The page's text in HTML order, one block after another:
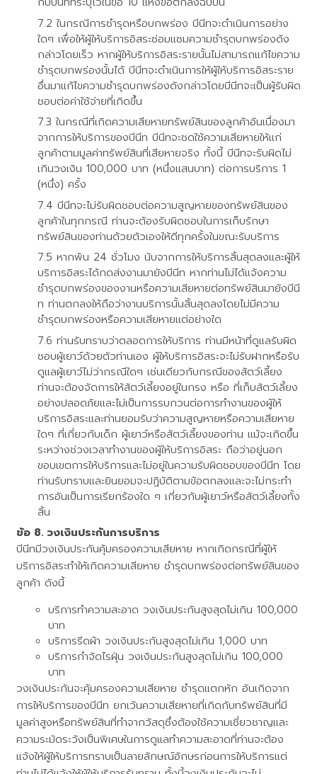
ในกรณีการชำรุดหรือบกพร่อง บีนีทจะดำเนินการอย่าง
ใดๆ เพื่อให้ผู้ให้บริการอิสระซ่อมแซมความชำรุดบกพร่องดัง
กล่าวโดยเร็ว หากผู้ให้บริการอิสระรายนั้นไม่สามารถแก้ไขความ
ชำรุดบกพร่องนั้นได้ บีนีทจะดำเนินการให้ผู้ให้บริการอิสระราย
อื่นมาแก้ไขความชำรุดบกพร่องดังกล่าวโดยบีนีทจะเป็นผู้รับผิด
ชอบต่อค่าใช้จ่ายที่เกิดขึ้น
ในกรณีที่เกิดความเสียหายทรัพย์สินของลูกค้าอันเนื่องมา
จากการให้บริการของบีนีท บีนีทจะชดใช้ความเสียหายให้แก่
ลูกค้าตามมูลค่าทรัพย์สินที่เสียหายจริง ทั้งนี้ บีนีทจะรับผิดไม่
เกินวงเงิน 100,000 บาท (หนึ่งแสนบาท) ต่อการบริการ 1
(หนึ่ง) ครั้ง
บีนีทจะไม่รับผิดชอบต่อความสูญหายของทรัพย์สินของ
ลูกค้าในทุกกรณี ท่านจะต้องรับผิดชอบในการเก็บรักษา
ทรัพย์สินของท่านด้วยตัวเองให้ดีทุกครั้งในขณะรับบริการ
หากพ้น 24 ชั่วโมง นับจากการให้บริการสิ้นสุดลงและผู้ให้
บริการอิสระได้กดส่งงานมายังบีนีท หากท่านไม่ได้แจ้งความ
ชำรุดบกพร่องของงานหรือความเสียหายต่อทรัพย์สินมายังบีนี
ท ท่านตกลงให้ถือว่างานบริการนั้นสิ้นสุดลงโดยไม่มีความ
ชำรุดบกพร่องหรือความเสียหายแต่อย่างใด
ท่านรับทราบว่าตลอดการให้บริการ ท่านมีหน้าที่ดูแลรับผิด
ชอบผู้เยาว์ด้วยตัวท่านเอง ผู้ให้บริการอิสระจะไม่รับฝากหรือรับ
ดูแลผู้เยาว์ไม่ว่ากรณีใดๆ เช่นเดียวกับกรณีของสัตว์เลี้ยง
ท่านจะต้องจัดการให้สัตว์เลี้ยงอยู่ในกรง หรือ ที่เก็บสัตว์เลี้ยง
อย่างปลอดภัยและไม่เป็นการรบกวนต่อการทำงานของผู้ให้
บริการอิสระและท่านยอมรับว่าความสูญหายหรือความเสียหาย
ใดๆ ที่เกี่ยวกับเด็ก ผู้เยาว์หรือสัตว์เลี้ยงของท่าน แม้จะเกิดขึ้น
ระหว่างช่วงเวลาทำงานของผู้ให้บริการอิสระ ถือว่าอยู่นอก
ขอบเขตการให้บริการและไม่อยู่ในความรับผิดชอบของบีนีท โดย
ท่านรับทราบและยินยอมจะปฏิบัติตามข้อตกลงและจะไม่กระทำ
การอันเป็นการเรียกร้องใด ๆ เกี่ยวกับผู้เยาว์หรือสัตว์เลี้ยงทั้ง
สิ้น
วงเงินประกันการบริการ
บีนีทมีวงเงินประกันคุ้มครองความเสียหาย หากเกิดกรณีที่ผู้ให้
บริการอิสระทำให้เกิดความเสียหาย ชำรุดบกพร่องต่อทรัพย์สินของ
ลูกค้า ดังนี้
บริการทำความสะอาด วงเงินประกันสูงสุดไม่เกิน 100,000
บาท
บริการรีดผ้า วงเงินประกันสูงสุดไม่เกิน 1,000 บาท
บริการกำจัดไรฝุ่น วงเงินประกันสูงสุดไม่เกิน 100,000
บาท
วงเงินประกันจะคุ้มครองความเสียหาย ชำรุดแตกหัก อันเกิดจาก
การให้บริการของบีนีท ยกเว้นความเสียหายที่เกิดกับทรัพย์สินที่มี
มูลค่าสูงหรือทรัพย์สินที่ทำจากวัสดุซึ่งต้องใช้ความเชี่ยวชาญและ
ความระมัดระวังเป็นพิเศษในการดูแลทำความสะอาดที่ท่านจะต้อง
แจ้งให้ผู้ให้บริการทราบเป็นลายลักษณ์อักษรก่อนการให้บริการแต่